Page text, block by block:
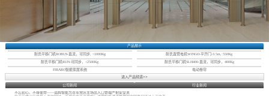
产品展示
耐氏平移门机ROBUS-直流，可同步, <1000Kg 耐氏直臂电机WINGO-平开门-3.5m, 550Kg
耐氏平移门机RUN-可同步，<2500Kg 耐氏平移门机SLH400-直流，可同步，400Kg
FIBARO智能家居系统
电动卷帘
进入产品频道>>
公司新闻
行业新闻
不忘初心，不辱使命——适辉智能为百年党庆主场出入口管理严把安全关